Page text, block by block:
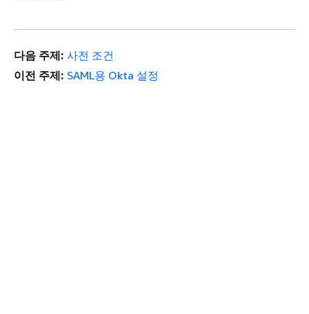
다음 주제: 사전 조건
이전 주제: SAML용 Okta 설정